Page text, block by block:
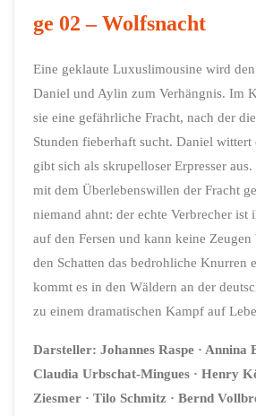
ge 02 – Wolfsnacht
Eine geklaute Luxuslimousine wird
Daniel und Aylin zum Verhängnis. Im
sie eine gefährliche Fracht, nach der
Stunden fieberhaft sucht. Daniel wittert
gibt sich als skrupelloser Erpresser
mit dem Überlebenswillen der Fracht
niemand ahnt: der echte Verbrecher ist
auf den Fersen und kann keine Zeugen
den Schatten das bedrohliche Knurren
kommt es in den Wäldern an der
zu einem dramatischen Kampf auf
Darsteller:Johannes Raspe · Annina
Claudia Urbschat-Mingues · Henry
Ziesmer · Tilo Schmitz · Bernd